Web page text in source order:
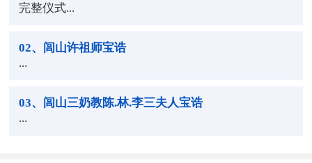
完整仪式...
02、闾山许祖师宝诰
...
03、闾山三奶教陈.林.李三夫人宝诰
...